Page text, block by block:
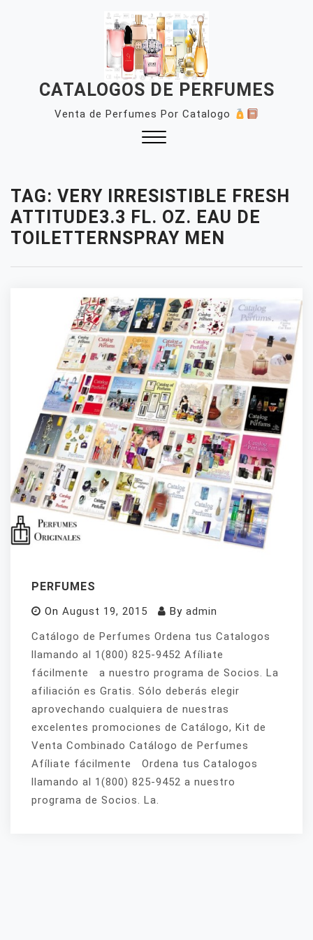
CATALOGOS DE PERFUMES
Venta de Perfumes Por Catalogo
TAG: VERY IRRESISTIBLE FRESH
ATTITUDE3.3 FL. OZ. EAU DE
TOILETTERNSPRAY MEN
PERFUMES
On August 19, 2015 By admin
Catálogo de Perfumes Ordena tus Catalogos
llamando al 1(800) 825-9452 Afíliate
fácilmente a nuestro programa de Socios. La
afiliación es Gratis. Sólo deberás elegir
aprovechando cualquiera de nuestras
excelentes promociones de Catálogo, Kit de
Venta Combinado Catálogo de Perfumes
Afíliate fácilmente Ordena tus Catalogos
llamando al 1(800) 825-9452 a nuestro
programa de Socios. La.